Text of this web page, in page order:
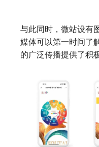
与此同时，微站设有
媒体可以第一时间了
的广泛传播提供了积